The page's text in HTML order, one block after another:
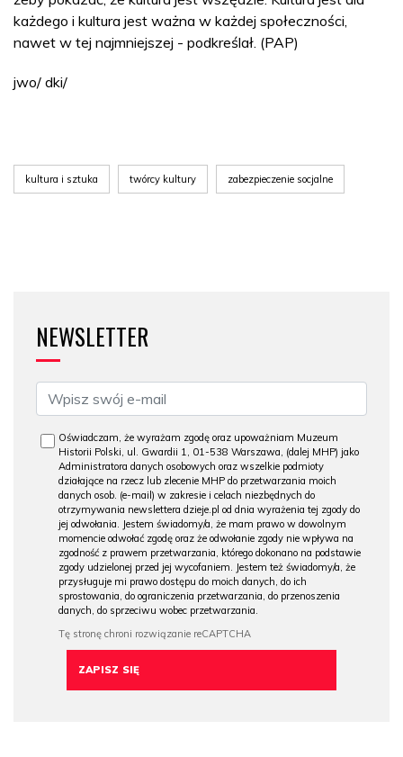
każdego i kultura jest ważna w każdej społeczności,
nawet w tej najmniejszej - podkreślał. (PAP)
jwo/ dki/
kultura i sztuka twórcy kultury zabezpieczenie socjalne
NEWSLETTER
Oświadczam, że wyrażam zgodę oraz upoważniam Muzeum
Historii Polski, ul. Gwardii 1, 01-538 Warszawa, (dalej MHP) jako
Administratora danych osobowych oraz wszelkie podmioty
działające na rzecz lub zlecenie MHP do przetwarzania moich
danych osob. (e-mail) w zakresie i celach niezbędnych do
otrzymywania newslettera dzieje.pl od dnia wyrażenia tej zgody do
jej odwołania. Jestem świadomy/a, że mam prawo w dowolnym
momencie odwołać zgodę oraz że odwołanie zgody nie wpływa na
zgodność z prawem przetwarzania, którego dokonano na podstawie
zgody udzielonej przed jej wycofaniem. Jestem też świadomy/a, że
przysługuje mi prawo dostępu do moich danych, do ich
sprostowania, do ograniczenia przetwarzania, do przenoszenia
danych, do sprzeciwu wobec przetwarzania.